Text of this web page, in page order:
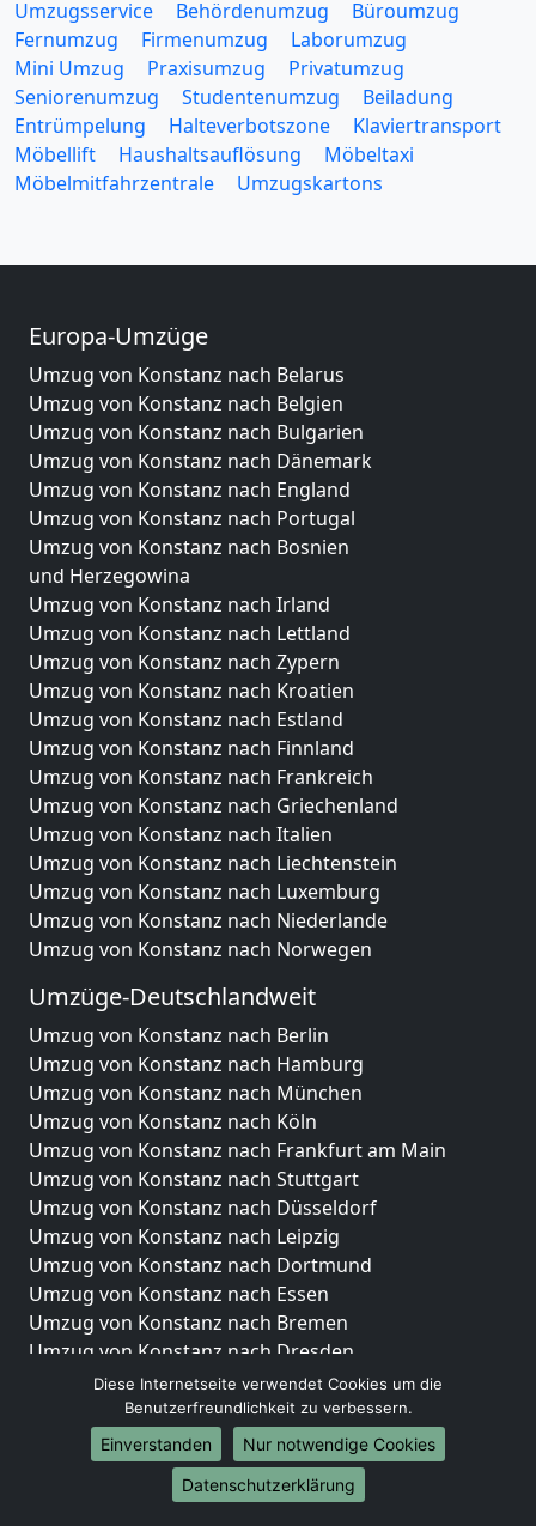
Umzugsservice Behördenumzug
Büroumzug
Fernumzug
Firmenumzug
Laborumzug
Mini Umzug
Praxisumzug
Privatumzug
Seniorenumzug
Studentenumzug
Beiladung
Entrümpelung
Halteverbotszone
Klaviertransport
Möbellift
Haushaltsauflösung
Möbeltaxi
Möbelmitfahrzentrale
Umzugskartons
Europa-Umzüge
Umzug von Konstanz nach Belarus
Umzug von Konstanz nach Belgien
Umzug von Konstanz nach Bulgarien
Umzug von Konstanz nach Dänemark
Umzug von Konstanz nach England
Umzug von Konstanz nach Portugal
Umzug von Konstanz nach Bosnien
und Herzegowina
Umzug von Konstanz nach Irland
Umzug von Konstanz nach Lettland
Umzug von Konstanz nach Zypern
Umzug von Konstanz nach Kroatien
Umzug von Konstanz nach Estland
Umzug von Konstanz nach Finnland
Umzug von Konstanz nach Frankreich
Umzug von Konstanz nach Griechenland
Umzug von Konstanz nach Italien
Umzug von Konstanz nach Liechtenstein
Umzug von Konstanz nach Luxemburg
Umzug von Konstanz nach Niederlande
Umzug von Konstanz nach Norwegen
Umzüge-Deutschlandweit
Umzug von Konstanz nach Berlin
Umzug von Konstanz nach Hamburg
Umzug von Konstanz nach München
Umzug von Konstanz nach Köln
Umzug von Konstanz nach Frankfurt am Main
Umzug von Konstanz nach Stuttgart
Umzug von Konstanz nach Düsseldorf
Umzug von Konstanz nach Leipzig
Umzug von Konstanz nach Dortmund
Umzug von Konstanz nach Essen
Umzug von Konstanz nach Bremen
Umzug von Konstanz nach Dresden
Umzug von Konstanz nach Hannover
Umzug von Konstanz nach Nürnberg
Umzug von Konstanz nach Duisburg
Umzug von Konstanz nach Bochum
Umzug von Konstanz nach Wuppertal
Diese Internetseite verwendet Cookies um die
Benutzerfreundlichkeit zu verbessern.
Einverstanden
Nur notwendige Cookies
Datenschutzerklärung